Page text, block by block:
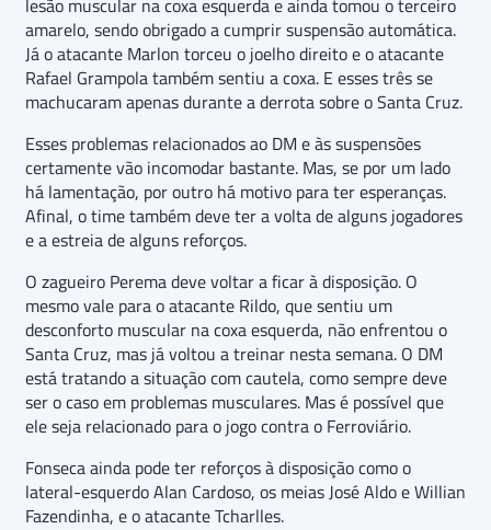
lesão muscular na coxa esquerda e ainda tomou o terceiro
amarelo, sendo obrigado a cumprir suspensão automática.
Já o atacante Marlon torceu o joelho direito e o atacante
Rafael Grampola também sentiu a coxa. E esses três se
machucaram apenas durante a derrota sobre o Santa Cruz.
Esses problemas relacionados ao DM e às suspensões
certamente vão incomodar bastante. Mas, se por um lado
há lamentação, por outro há motivo para ter esperanças.
Afinal, o time também deve ter a volta de alguns jogadores
e a estreia de alguns reforços.
O zagueiro Perema deve voltar a ficar à disposição. O
mesmo vale para o atacante Rildo, que sentiu um
desconforto muscular na coxa esquerda, não enfrentou o
Santa Cruz, mas já voltou a treinar nesta semana. O DM
está tratando a situação com cautela, como sempre deve
ser o caso em problemas musculares. Mas é possível que
ele seja relacionado para o jogo contra o Ferroviário.
Fonseca ainda pode ter reforços à disposição como o
lateral-esquerdo Alan Cardoso, os meias José Aldo e Willian
Fazendinha, e o atacante Tcharlles.